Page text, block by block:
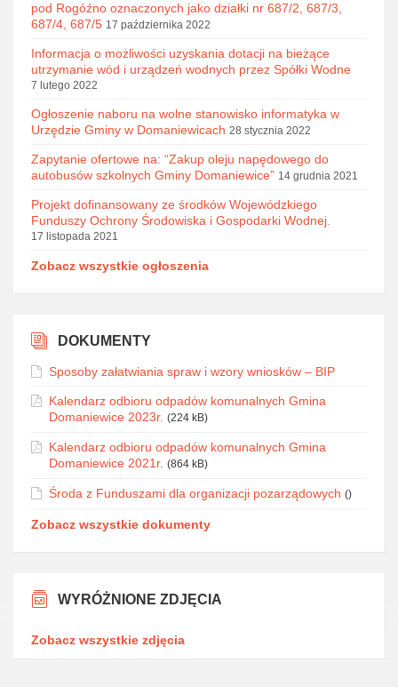
pod Rogóźno oznaczonych jako działki nr 687/2, 687/3,
687/4, 687/5 17 października 2022
Informacja o możliwości uzyskania dotacji na bieżące
utrzymanie wód i urządzeń wodnych przez Spółki Wodne
7 lutego 2022
Ogłoszenie naboru na wolne stanowisko informatyka w
Urzędzie Gminy w Domaniewicach 28 stycznia 2022
Zapytanie ofertowe na: “Zakup oleju napędowego do
autobusów szkolnych Gminy Domaniewice” 14 grudnia 2021
Projekt dofinansowany ze środków Wojewódzkiego
Funduszy Ochrony Środowiska i Gospodarki Wodnej.
17 listopada 2021
Zobacz wszystkie ogłoszenia
DOKUMENTY
Sposoby załatwiania spraw i wzory wniosków – BIP
Kalendarz odbioru odpadów komunalnych Gmina
Domaniewice 2023r. (224 kB)
Kalendarz odbioru odpadów komunalnych Gmina
Domaniewice 2021r. (864 kB)
Środa z Funduszami dla organizacji pozarządowych ()
Zobacz wszystkie dokumenty
WYRÓŻNIONE ZDJĘCIA
Zobacz wszystkie zdjęcia